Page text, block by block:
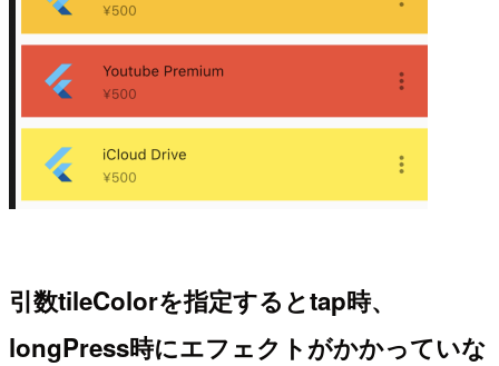
引数tileColorを指定するとtap時、
longPress時にエフェクトがかかっていな